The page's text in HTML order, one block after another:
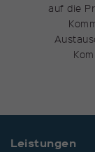
auf die
Leistungen